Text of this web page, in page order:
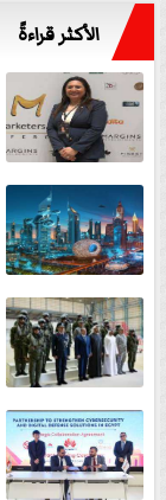
الأكثر قراءةً